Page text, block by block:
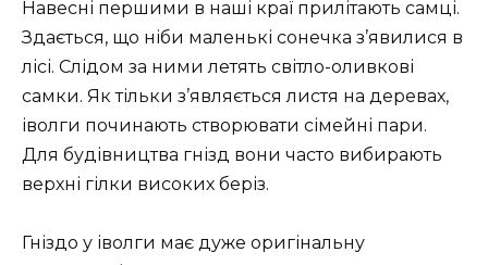
Навесні першими в наші краї прилітають самці.
Здається, що ніби маленькі сонечка з’явилися в
лісі. Слідом за ними летять світло-оливкові
самки. Як тільки з’являється листя на деревах,
іволги починають створювати сімейні пари.
Для будівництва гнізд вони часто вибирають
верхні гілки високих беріз.
Гніздо у іволги має дуже оригінальну